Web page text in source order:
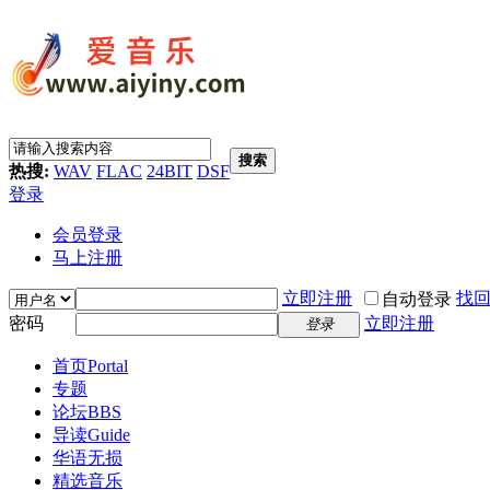
热搜: WAV FLAC 24BIT DSF
搜索
登录
会员登录
马上注册
立即注册 自动登录 找
密码
登录 立即注册
首页Portal
专题
论坛BBS
导读Guide
华语无损
精选音乐